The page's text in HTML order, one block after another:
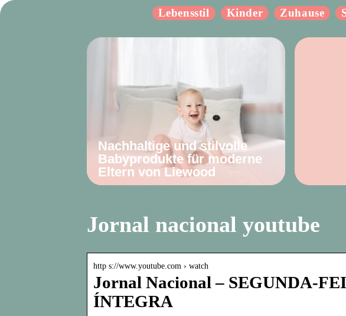
Lebensstil Kinder Zuhause
Nachhaltige und stilvolle
Babyprodukte für moderne
Eltern von Liewood
Jornal nacional youtube
http s://www.youtube.com › watch
Jornal Nacional – SEGUNDA-
ÍNTEGRA